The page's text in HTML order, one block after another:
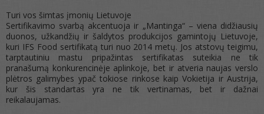
Turi vos šimtas įmonių Lietuvoje
Sertifikavimo svarbą akcentuoja ir „Mantinga“ – viena didžiausių
duonos, užkandžių ir šaldytos produkcijos gamintojų Lietuvoje,
kuri IFS Food sertifikatą turi nuo 2014 metų. Jos atstovų teigimu,
tarptautiniu mastu pripažintas sertifikatas suteikia ne tik
pranašumą konkurencinėje aplinkoje, bet ir atveria naujas verslo
plėtros galimybes ypač tokiose rinkose kaip Vokietija ir Austrija,
kur šis standartas yra ne tik vertinamas, bet ir dažnai
reikalaujamas.